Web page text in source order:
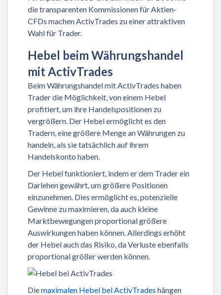
die transparenten Kommissionen für Aktien-
CFDs machen ActivTrades zu einer attraktiven
Wahl für Trader.
Hebel beim Währungshandel
mit ActivTrades
Beim Währungshandel mit ActivTrades haben
Trader die Möglichkeit, von einem Hebel
profitiert, um ihre Handelspositionen zu
vergrößern. Der Hebel ermöglicht es den
Tradern, eine größere Menge an Währungen zu
handeln, als sie tatsächlich auf ihrem
Handelskonto haben.
Der Hebel funktioniert, indem er dem Trader ein
Darlehen gewährt, um größere Positionen
einzunehmen. Dies ermöglicht es, potenzielle
Gewinne zu maximieren, da auch kleine
Marktbewegungen proportional größere
Auswirkungen haben können. Allerdings erhöht
der Hebel auch das Risiko, da Verluste ebenfalls
proportional größer werden können.
Diemaximalen Hebel bei ActivTrades hängen